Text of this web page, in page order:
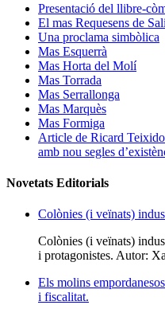
Presentació del llibre-
El mas Requesens de
Una proclama simbòlica
Mas Esquerrà
Mas Horta del Molí
Mas Torrada
Mas Serrallonga
Mas Marquès
Mas Formiga
Article de Ricard
amb nou segles
Novetats Editorials
Colònies (i veïnats)
Colònies (i veïnats)
i protagonistes. Autor:
Els molins
i fiscalitat.